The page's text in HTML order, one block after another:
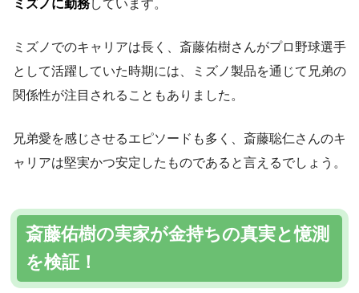
ミズノに勤務しています。
ミズノでのキャリアは長く、斎藤佑樹さんがプロ野球選手
として活躍していた時期には、ミズノ製品を通じて兄弟の
関係性が注目されることもありました。
兄弟愛を感じさせるエピソードも多く、斎藤聡仁さんのキ
ャリアは堅実かつ安定したものであると言えるでしょう。
斎藤佑樹の実家が金持ちの真実と憶測
を検証！